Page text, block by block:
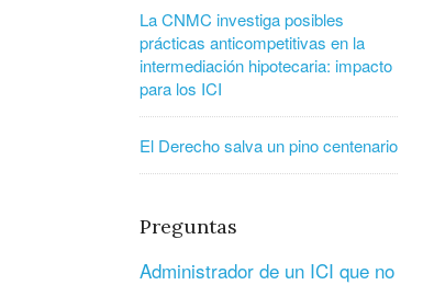
La CNMC investiga posibles
prácticas anticompetitivas en la
intermediación hipotecaria: impacto
para los ICI
El Derecho salva un pino centenario
Preguntas
Administrador de un ICI que no